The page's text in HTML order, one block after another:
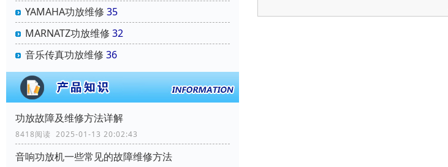
YAMAHA功放维修 35
MARNATZ功放维修 32
音乐传真功放维修 36
功放故障及维修方法详解
8418阅读 2025-01-13 20:02:43
音响功放机一些常见的故障维修方法